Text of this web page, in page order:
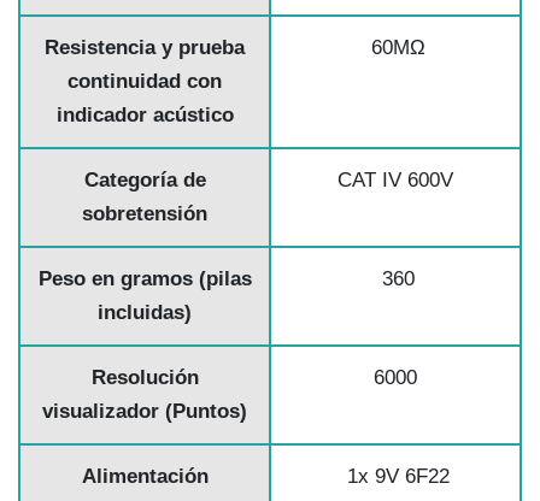
Resistencia y prueba
continuidad con
indicador acústico
60MΩ
Categoría de
sobretensión
CAT IV 600V
Peso en gramos (pilas
incluidas)
360
Resolución
visualizador (Puntos)
6000
Alimentación 1x 9V 6F22